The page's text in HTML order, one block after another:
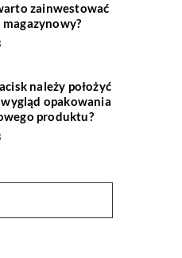
zainwestować
należy położyć
opakowania
produktu?